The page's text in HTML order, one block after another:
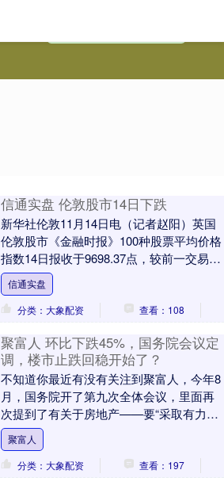
信通实盘 伦敦股市14日下跌
新华社伦敦11月14日电（记者赵阳）英国
伦敦股市《金融时报》100种股票平均价格
指数14日报收于9698.37点，较前一交易日
下跌109.31点，跌幅为1.11....
信通实盘
分类：大象配资
查看：108
聚富人 环比下跌45%，国务院会议定
调，楼市止跌回稳开始了？
不知道你最近有没有关注到聚富人，今年8
月，国务院开了第九次全体会议，里面再
次提到了有关于房地产——要“采取有力措
施巩固房地产市场止跌回稳态势”。 高层对
房地产市....
聚富人
分类：大象配资
查看：197